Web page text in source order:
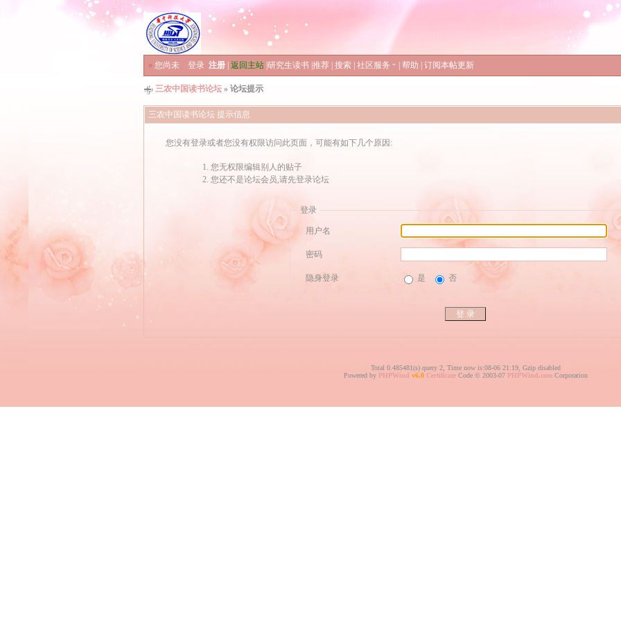
» 您尚未 登录 注册 返回主站 研究生读书 推荐 搜索 社区服务 帮助 订阅本帖更新
三农中国读书论坛 » 论坛提示
三农中国读书论坛 提示信息
您没有登录或者您没有权限访问此页面，可能有如下几个原因:
您无权限编辑别人的贴子
您还不是论坛会员,请先登录论坛
登录
用户名
密码
隐身登录 是 否
Total 0.485481(s) query 2, Time now is:08-06 21:19, Gzip disabled
Powered by PHPWind v6.0 Certificate Code © 2003-07 PHPWind.com Corporation